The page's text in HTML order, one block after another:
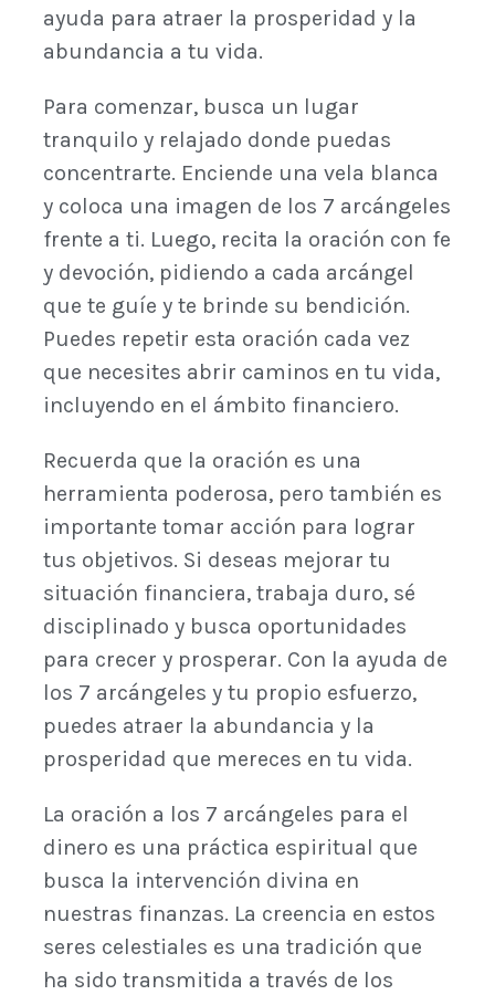
ayuda para atraer la prosperidad y la
abundancia a tu vida.
Para comenzar, busca un lugar
tranquilo y relajado donde puedas
concentrarte. Enciende una vela blanca
y coloca una imagen de los 7 arcángeles
frente a ti. Luego, recita la oración con fe
y devoción, pidiendo a cada arcángel
que te guíe y te brinde su bendición.
Puedes repetir esta oración cada vez
que necesites abrir caminos en tu vida,
incluyendo en el ámbito financiero.
Recuerda que la oración es una
herramienta poderosa, pero también es
importante tomar acción para lograr
tus objetivos. Si deseas mejorar tu
situación financiera, trabaja duro, sé
disciplinado y busca oportunidades
para crecer y prosperar. Con la ayuda de
los 7 arcángeles y tu propio esfuerzo,
puedes atraer la abundancia y la
prosperidad que mereces en tu vida.
La oración a los 7 arcángeles para el
dinero es una práctica espiritual que
busca la intervención divina en
nuestras finanzas. La creencia en estos
seres celestiales es una tradición que
ha sido transmitida a través de los